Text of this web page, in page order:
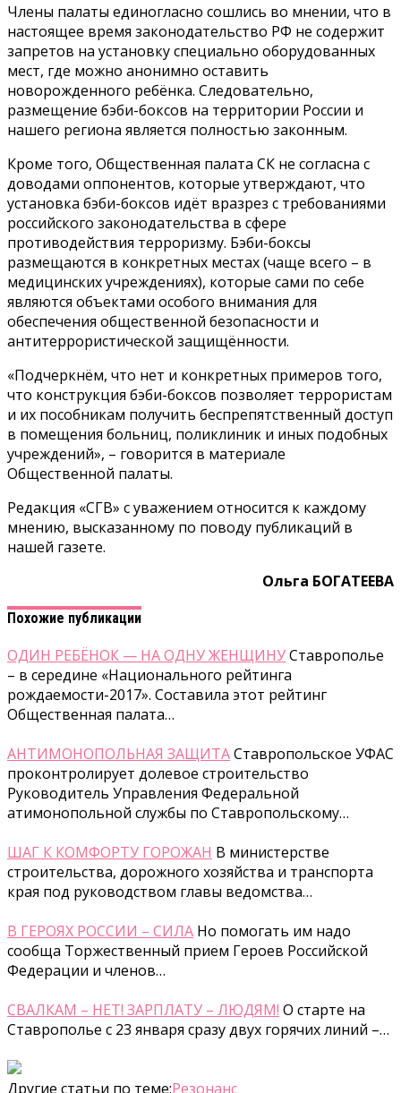
Члены палаты единогласно сошлись во мнении, что в
настоящее время законодательство РФ не содержит
запретов на установку специально оборудованных
мест, где можно анонимно оставить
новорожденного ребёнка. Следовательно,
размещение бэби-боксов на территории России и
нашего региона является полностью законным.
Кроме того, Общественная палата СК не согласна с
доводами оппонентов, которые утверждают, что
установка бэби-боксов идёт вразрез с требованиями
российского законодательства в сфере
противодействия терроризму. Бэби-боксы
размещаются в конкретных местах (чаще всего – в
медицинских учреждениях), которые сами по себе
являются объектами особого внимания для
обеспечения общественной безопасности и
антитеррористической защищённости.
«Подчеркнём, что нет и конкретных примеров того,
что конструкция бэби-боксов позволяет террористам
и их пособникам получить беспрепятственный доступ
в помещения больниц, поликлиник и иных подобных
учреждений», – говорится в материале
Общественной палаты.
Редакция «СГВ» с уважением относится к каждому
мнению, высказанному по поводу публикаций в
нашей газете.
Ольга БОГАТЕЕВА
Похожие публикации
ОДИН РЕБЁНОК — НА ОДНУ ЖЕНЩИНУСтаврополье
– в середине «Национального рейтинга
рождаемости-2017». Составила этот рейтинг
Общественная палата…
АНТИМОНОПОЛЬНАЯ ЗАЩИТАСтавропольское УФАС
проконтролирует долевое строительство
Руководитель Управления Федеральной
атимонопольной службы по Ставропольскому…
ШАГ К КОМФОРТУ ГОРОЖАН В министерстве
строительства, дорожного хозяйства и транспорта
края под руководством главы ведомства…
В ГЕРОЯХ РОССИИ – СИЛА Но помогать им надо
сообща Торжественный прием Героев Российской
Федерации и членов…
СВАЛКАМ – НЕТ! ЗАРПЛАТУ – ЛЮДЯМ! О старте на
Ставрополье с 23 января сразу двух горячих линий –…
Другие статьи по теме:Резонанс